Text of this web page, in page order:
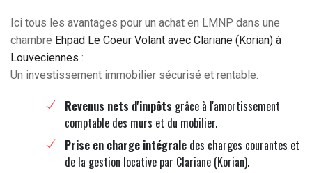
Ici tous les avantages pour un achat en LMNP dans une
chambre Ehpad Le Coeur Volant avec Clariane (Korian) à
Louveciennes :
Un investissement immobilier sécurisé et rentable.
Revenus nets d'impôts grâce à l'amortissement
comptable des murs et du mobilier.
Prise en charge intégrale des charges courantes et
de la gestion locative par Clariane (Korian).